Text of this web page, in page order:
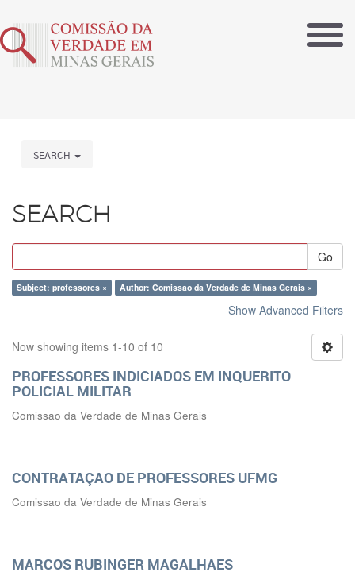
SEARCH
SEARCH
Go
Subject: professores × Author: Comissao da Verdade de Minas Gerais ×
Show Advanced Filters
Now showing items 1-10 of 10
PROFESSORES INDICIADOS EM INQUERITO
POLICIAL MILITAR
Comissao da Verdade de Minas Gerais
CONTRATAÇAO DE PROFESSORES UFMG
Comissao da Verdade de Minas Gerais
MARCOS RUBINGER MAGALHAES